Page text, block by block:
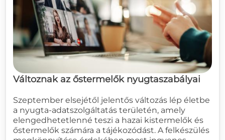
Változnak az őstermelők nyugtaszabályai
Szeptember elsejétől jelentős változás lép életbe
a nyugta-adatszolgáltatás területén, amely
elengedhetetlenné teszi a hazai kistermelők és
őstermelők számára a tájékozódást. A felkészülés